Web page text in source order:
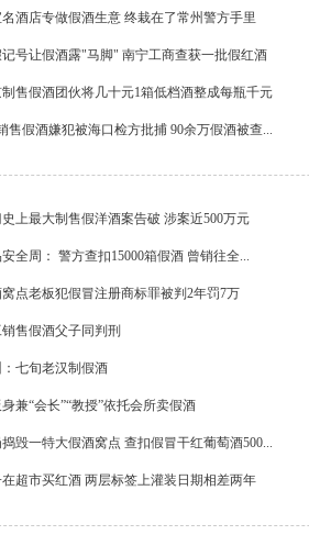
酒店专做假酒生意 终栽在了常州警方手里
号让假酒露"马脚" 南宁工商查获一批假红酒
售假酒团伙将几十元1箱低档酒整成每瓶千元
售假酒嫌犯被海口检方批捕 90余万假酒被查...
上最大制售假洋酒案告破 涉案近500万元
全周： 警方查扣15000箱假酒 曾销往全...
点老板犯假冒注册商标罪被判2年罚7万
售假酒父子同判刑
七旬老汉制假酒
兼“会长”“教授”依托会所卖假酒
毁一特大假酒窝点 查扣假冒干红葡萄酒500...
在超市买红酒 两层标签上灌装日期相差两年